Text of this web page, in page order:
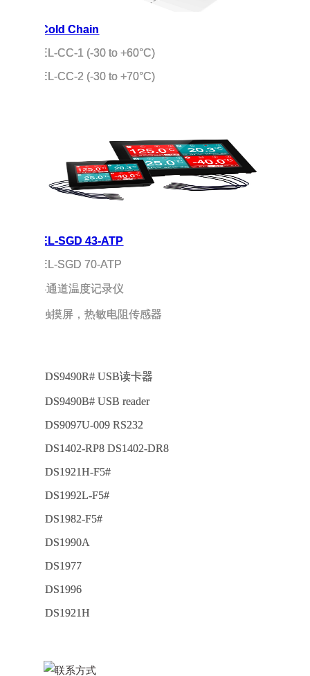
Cold Chain
EL-CC-1 (-30 to +60°C)
EL-CC-2 (-30 to +70°C)
EL-SGD 43-ATP
EL-SGD 70-ATP
4通道温度记录仪
触摸屏，热敏电阻传感器
DS9490R# USB读卡器
DS9490B# USB reader
DS9097U-009 RS232
DS1402-RP8 DS1402-DR8
DS1921H-F5#
DS1992L-F5#
DS1982-F5#
DS1990A
DS1977
DS1996
DS1921H